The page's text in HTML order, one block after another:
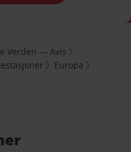
Verden — Avis
Europa